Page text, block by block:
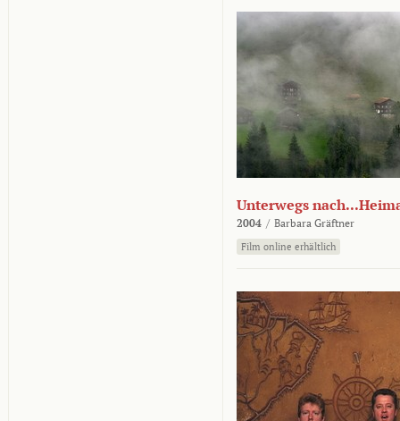
Unterwegs
2004 / Barbara Gräftner
Film online erhältlich